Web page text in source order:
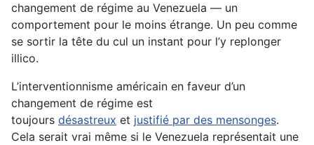
changement de régime au Venezuela ― un
comportement pour le moins étrange. Un peu comme
se sortir la tête du cul un instant pour l’y replonger
illico.
L’interventionnisme américain en faveur d’un
changement de régime est
toujours désastreux et justifié par des mensonges.
Cela serait vrai même si le Venezuela représentait une